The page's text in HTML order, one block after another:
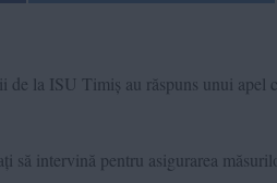
la ISU Timiș au răspuns unui apel
să intervină pentru asigurarea